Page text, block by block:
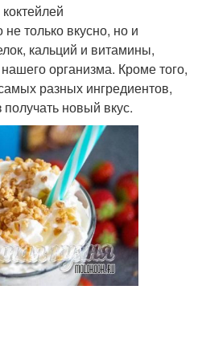
только вкусно, но и
кальций и витамины,
организма. Кроме того,
разных ингредиентов,
новый вкус.